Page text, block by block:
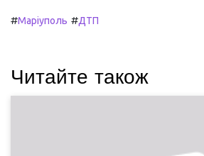
#Маріуполь #ДТП
Читайте також